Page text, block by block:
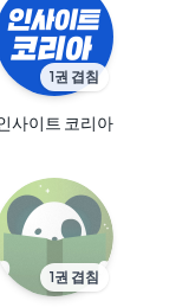
1권 겹침
사이트 코리아
1권 겹침